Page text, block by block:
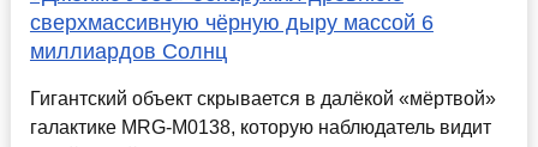
сверхмассивную чёрную дыру массой 6
миллиардов Солнц
Гигантский объект скрывается в далёкой «мёртвой»
галактике MRG-M0138, которую наблюдатель видит